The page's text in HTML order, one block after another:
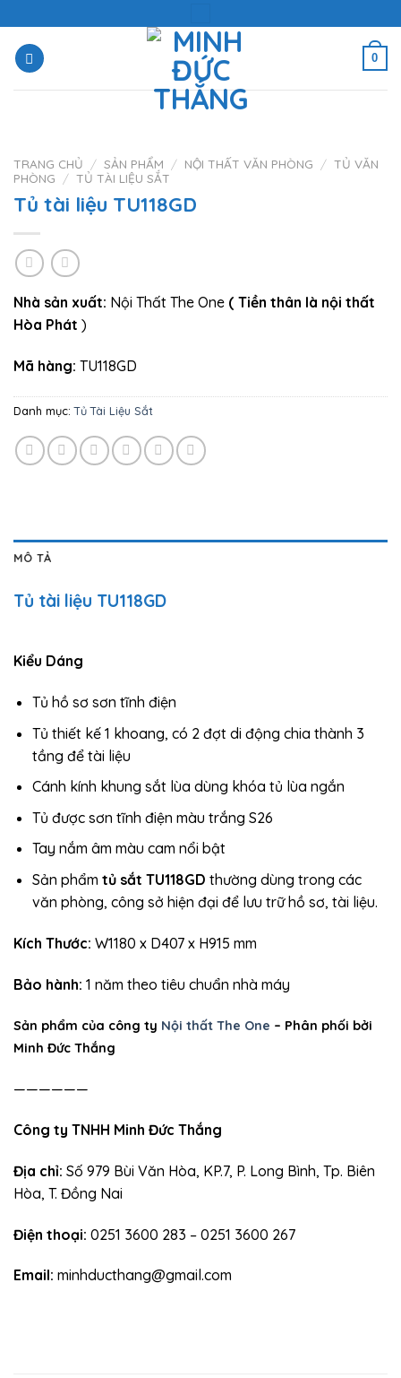
content
0
TRANG CHỦ / SẢN PHẨM / NỘI THẤT VĂN PHÒNG / TỦ VĂN
PHÒNG / TỦ TÀI LIỆU SẮT
Tủ tài liệu TU118GD
Nhà sản xuất: Nội Thất The One ( Tiền thân là nội thất
Hòa Phát )
Mã hàng: TU118GD
Danh mục:Tủ Tài Liệu Sắt
MÔ TẢ
Tủ tài liệu TU118GD
Kiểu Dáng
Tủ hồ sơ sơn tĩnh điện
Tủ thiết kế 1 khoang, có 2 đợt di động chia thành 3
tầng để tài liệu
Cánh kính khung sắt lùa dùng khóa tủ lùa ngắn
Tủ được sơn tĩnh điện màu trắng S26
Tay nắm âm màu cam nổi bật
Sản phẩm tủ sắt TU118GD thường dùng trong các
văn phòng, công sở hiện đại để lưu trữ hồ sơ, tài liệu.
Kích Thước: W1180 x D407 x H915 mm
Bảo hành: 1 năm theo tiêu chuẩn nhà máy
Sản phẩm của công ty Nội thất The One – Phân phối bởi
Minh Đức Thắng
——————
Công ty TNHH Minh Đức Thắng
Địa chỉ: Số 979 Bùi Văn Hòa, KP.7, P. Long Bình, Tp. Biên
Hòa, T. Đồng Nai
Điện thoại: 0251 3600 283 – 0251 3600 267
Email: minhducthang@gmail.com